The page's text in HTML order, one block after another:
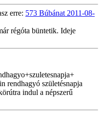
erre: 573 Búbánat 2011-08-
régóta büntetik. Ideje
rendhagyó születésnapja
indul a népszerű